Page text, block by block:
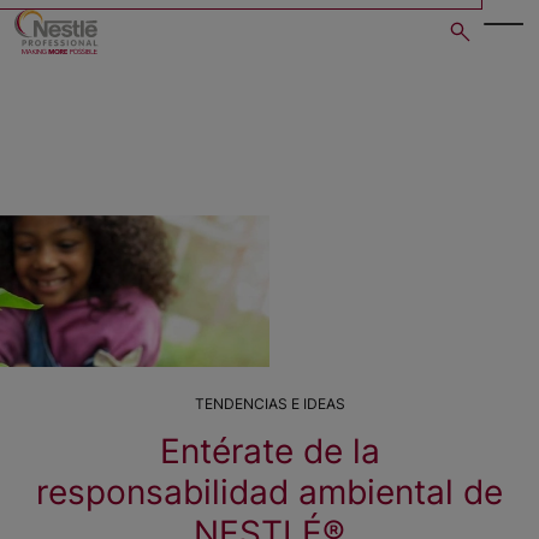
Skip
TENDENCIAS E IDEAS
Entérate de la
responsabilidad ambiental de